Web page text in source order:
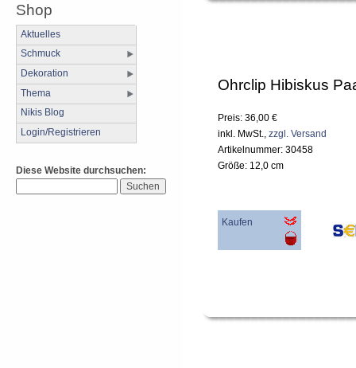
Shop
Aktuelles
Schmuck
Dekoration
Thema
Nikis Blog
Login/Registrieren
Diese Website durchsuchen:
Ohrclip Hibiskus
Preis: 36,00 €
inkl. MwSt., zzgl. Versand
Artikelnummer: 30458
Größe: 12,0 cm
Kaufen